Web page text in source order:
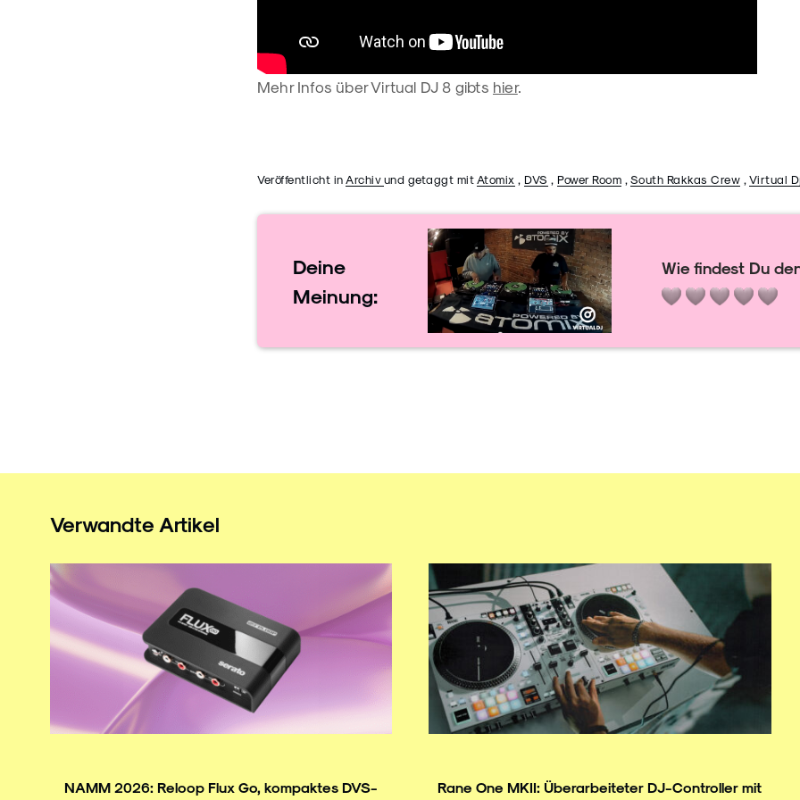
Mehr Infos über Virtual DJ 8 gibts hier.
Veröffentlicht in Archiv und getaggt mit Atomix , DVS , Power Room , South Rakkas Crew , Virtual Dj
Deine
Meinung:
Wie findest Du
Verwandte Artikel
NAMM 2026: Reloop Flux Go, kompaktes DVS-
Rane One MKII: Überarbeiteter DJ-Controller mit